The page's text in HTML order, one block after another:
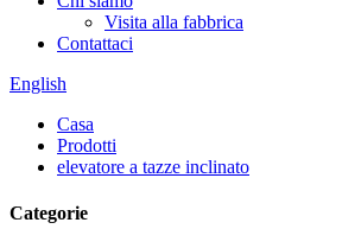
Visita alla fabbrica
Contattaci
English
Casa
Prodotti
elevatore a tazze inclinato
Categorie